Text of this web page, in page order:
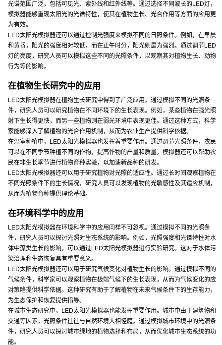
光谱范围广泛，包括可见光、紫外线和红外线等。通过选择不同波长的LED灯，
模拟器能够重现太阳光的光谱特性，使其在植物生长、光合作用等方面的应用更
为有效。
LED太阳光模拟器还可以通过控制光强度来模拟不同的日照条件。例如，在早晨
和黄昏，阳光的强度相对较低，而在正午时分，阳光则最为强烈。通过调节LED
灯的亮度，研究人员可以模拟这些不同的光照条件，以观察其对植物生长、动物
行为等的影响。
在植物生长研究中的应用
LED太阳光模拟器在植物生长研究中得到了广泛应用。通过模拟不同的光照条
件，研究人员可以研究植物在不同环境下的生长表现。例如，某些植物在强光照
射下生长得更快，而另一些植物则在弱光环境中表现更佳。通过这种方式，科学
家能够深入了解植物的光合作用机制，从而为农业生产提供科学依据。
在温室种植中，LED太阳光模拟器也发挥着重要作用。通过调节光照条件，农民
可以在不同季节种植不同的作物，提高作物的产量和质量。模拟器还可以帮助农
民在非生长季节进行植物育种实验，以加速新品种的研发。
LED太阳光模拟器还可以用于研究植物对光照的适应性。通过长时间观察植物在
不同光照条件下的生长情况，研究人员可以发现植物的光敏感性及其适应机制，
从而为植物育种提供理论基础。
在环境科学中的应用
LED太阳光模拟器在环境科学中的应用同样不可忽视。通过模拟不同的光照条
件，研究人员可以探讨光照对生态系统的影响。例如，光照强度和光谱特性对水
体中藻类生长的影响，可以通过LED太阳光模拟器进行实验研究。这对于水体污
染治理和生态恢复具有重要意义。
LED太阳光模拟器还可以用于研究气候变化对植物生长的影响。通过模拟不同的
气候条件，科学家可以观察植物在极端气候下的生长表现，从而为气候变化的应
对策略提供科学依据。这种研究有助于了解植物在未来气候条件下的生存能力，
为生态保护和恢复提供指导。
在城市生态研究中，LED太阳光模拟器也能发挥重要作用。城市中由于建筑物和
交通等因素，光照条件往往与自然环境大相径庭。通过模拟城市环境中的光照条
件，研究人员可以探讨城市绿地的植物选择和布局，从而优化城市生态系统的功
能。